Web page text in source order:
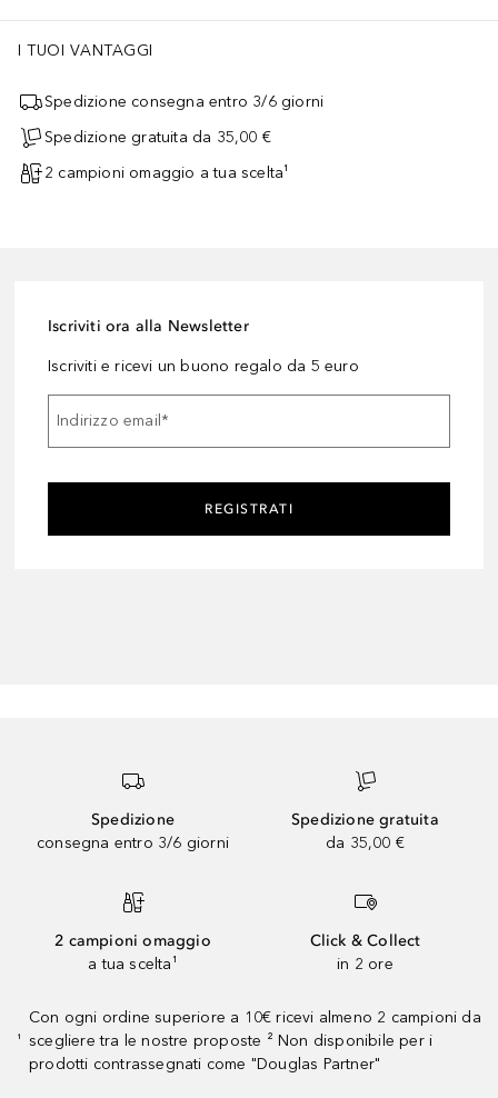
I TUOI VANTAGGI
Spedizione consegna entro 3/6 giorni
Spedizione gratuita da 35,00 €
2 campioni omaggio a tua scelta¹
Iscriviti ora alla Newsletter
Iscriviti e ricevi un buono regalo da 5 euro
Indirizzo email*
REGISTRATI
Spedizione
consegna entro 3/6 giorni
Spedizione gratuita
da 35,00 €
2 campioni omaggio
a tua scelta¹
Click & Collect
in 2 ore
¹
Con ogni ordine superiore a 10€ ricevi almeno 2 campioni da
scegliere tra le nostre proposte ² Non disponibile per i
prodotti contrassegnati come "Douglas Partner"